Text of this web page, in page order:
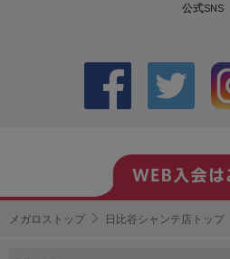
公式SNS
メガロストップ 日比谷シャンテ店トップ